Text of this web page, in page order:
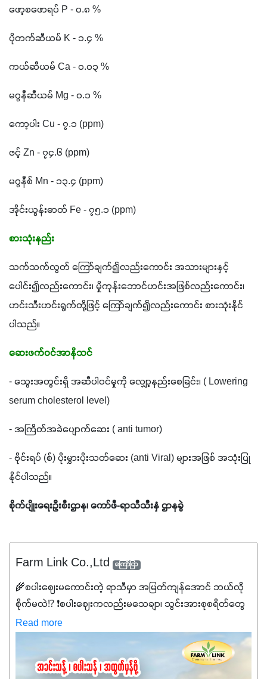
ဖော့စဖောရပ် P - ၀.၈ %
ပိုတက်ဆီယမ် K - ၁.၄ %
ကယ်ဆီယမ် Ca - ၀.၀၃ %
မဂ္ဂနီဆီယမ် Mg - ၀.၁ %
ကော့ပါး Cu - ၇.၁ (ppm)
ဇင့် Zn - ၇၄.၆ (ppm)
မဂ္ဂနီစ် Mn - ၁၃.၄ (ppm)
အိုင်းယွန်းဓာတ် Fe - ၇၅.၁ (ppm)
စားသုံးနည်း
သက်သက်လွတ် ကြော်ချက်၍လည်းကောင်း အသားများနှင့်
ပေါင်း၍လည်းကောင်း၊ မှိုကုန်းဘောင်ဟင်းအဖြစ်လည်းကောင်း၊
ဟင်းသီးဟင်းရွက်တို့ဖြင့် ကြော်ချက်၍လည်းကောင်း စားသုံးနိုင်
ပါသည်။
ဆေးဖက်ဝင်အာနိသင်
- သွေးအတွင်းရှိ အဆီပါဝင်မှုကို လျှော့နည်းစေခြင်း၊ ( Lowering
serum cholesterol level)
- အကြိတ်အခဲပျောက်ဆေး ( anti tumor)
- ဗိုင်းရပ် (စ်) ပိုးမွှားပိုးသတ်ဆေး (anti Viral) များအဖြစ် အသုံးပြု
နိုင်ပါသည်။
စိုက်ပျိုးရေးဦးစီးဌာန၊ ကော်ဖီ-ရာသီသီးနှံ ဌာနခွဲ
Farm Link Co.,Ltd ကြော်ငြာ
🌾စပါးဈေးမကောင်းတဲ့ ရာသီမှာ အမြတ်ကျန်အောင် ဘယ်လို
စိုက်မလဲ⁉️ ❗စပါးဈေးကလည်းမသေချာ၊ သွင်းအားစုစရိတ်တွေ
ကလည်း တက်နေတဲ့ဒီလိုအချိန်မှာ သွင်းအားစုဖိုးကို လျှော့ချပြီး
အထွက်နှုန်းကို ထိန်းထားနိုင်မှ ဦးကြီးတို့ အဆင်ပြေမှာနော် ✔️ဒါ
ကြောင့် ကိုယ်သုံးသမျှ ကိုယ့်အတွက်အကျိုးရစေမယ့်
အရည်အသွေးစိတ်ချရတဲ့ သွင်းအားစုပစ္စည်းတွေကိုပဲ ရွေးချယ်
Read more